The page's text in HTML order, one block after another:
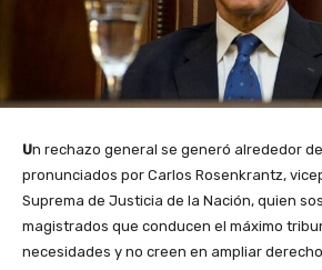
Un rechazo general se generó alrededor
pronunciados por Carlos Rosenkrantz,
Suprema de Justicia de la Nación, quien
magistrados que conducen el máximo
necesidades y no creen en ampliar